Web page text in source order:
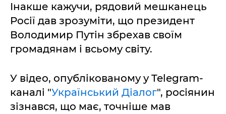
Інакше кажучи, рядовий мешканець
Росії дав зрозуміти, що президент
Володимир Путін збрехав своїм
громадянам і всьому світу.
У відео, опублікованому у Telegram-
каналі "Український Діалог", росіянин
зізнався, що має, точніше мав